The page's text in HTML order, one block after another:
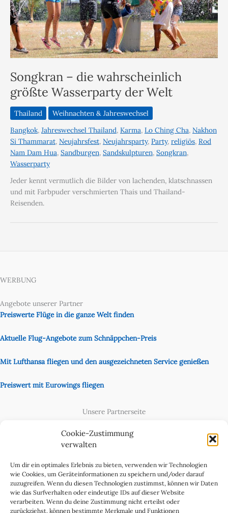
Cookie-Zustimmung
verwalten
Um dir ein optimales Erlebnis zu bieten, verwenden wir Technologien
wie Cookies, um Geräteinformationen zu speichern und/oder darauf
zuzugreifen. Wenn du diesen Technologien zustimmst, können wir Daten
wie das Surfverhalten oder eindeutige IDs auf dieser Website
verarbeiten. Wenn du deine Zustimmung nicht erteilst oder
zurückziehst, können bestimmte Merkmale und Funktionen
Songkran – die wahrscheinlich
größte Wasserparty der Welt
Thailand
Weihnachten & Jahreswechsel
Bangkok, Jahreswechsel Thailand, Karma, Lo Ching Cha, Nakhon
Si Thammarat, Neujahrsfest, Neujahrsparty, Party, religiös, Rod
Nam Dam Hua, Sandburgen, Sandskulpturen, Songkran,
Wasserparty
Jeder kennt vermutlich die Bilder von lachenden, klatschnassen
und mit Farbpuder verschmierten Thais und Thailand-
Reisenden.
WERBUNG
Angebote unserer Partner
Preiswerte Flüge in die ganze Welt finden
Aktuelle Flug-Angebote zum Schnäppchen-Preis
Mit Lufthansa fliegen und den ausgezeichneten Service genießen
Preiswert mit Eurowings fliegen
Unsere Partnerseite